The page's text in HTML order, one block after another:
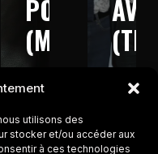
utilisons des
stocker et/ou accéder aux
à ces technologies
POSSIBLE
(M6
–
2017)
–